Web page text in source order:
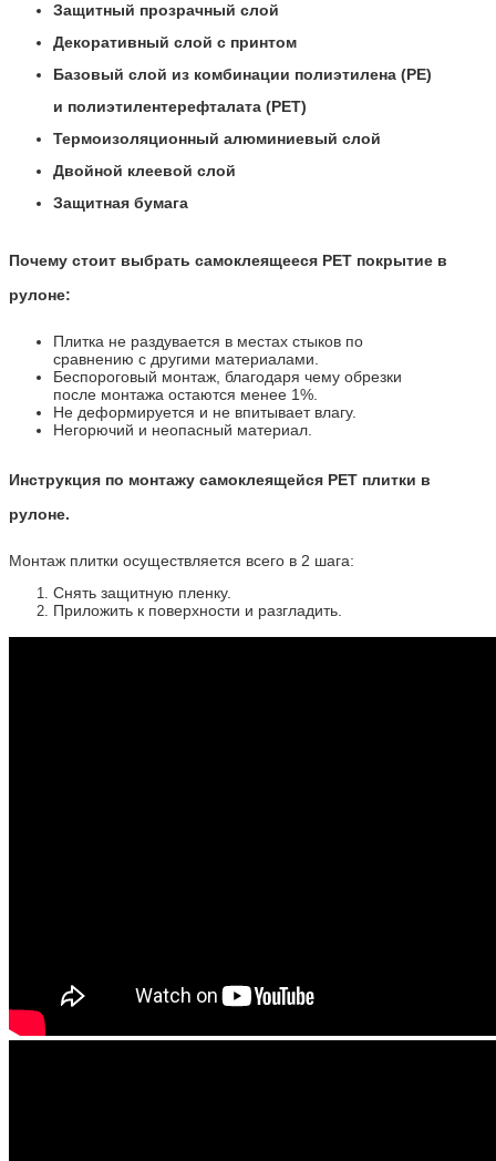
Защитный прозрачный слой
Декоративный слой с принтом
Базовый слой из комбинации полиэтилена (PE)
и полиэтилентерефталата (PET)
Термоизоляционный алюминиевый слой
Двойной клеевой слой
Защитная бумага
Почему стоит выбрать самоклеящееся PET покрытие в
рулоне:
Плитка не раздувается в местах стыков по
сравнению с другими материалами.
Беспороговый монтаж, благодаря чему обрезки
после монтажа остаются менее 1%.
Не деформируется и не впитывает влагу.
Негорючий и неопасный материал.
Инструкция по монтажу самоклеящейся PET плитки в
рулоне.
Монтаж плитки осуществляется всего в 2 шага:
Снять защитную пленку.
Приложить к поверхности и разгладить.